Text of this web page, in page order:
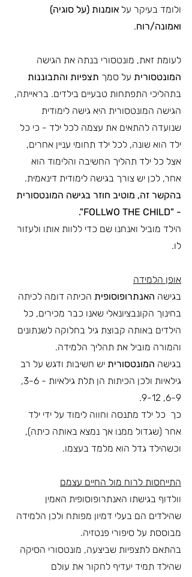
ולומד בעיקר על אומנות (על סוגיה)
ואמונה/רוח.
לעומת זאת, מונטסורי בנתה את הגישה
המונטסורית על סמך תצפיות והתבוננות
בתהליכי התפתחות טבעיים בילדים. בראייתה,
הגישה המונטסורית היא גישה לימודית
שנועדה להתאים את עצמה לכל ילד - כי כל
ילד הוא שונה, לכל ילד תחומי עניין אחרים,
אצל כל ילד תהליך החשיבה והלימוד הוא
אחר, לכן יש צורך בגישה לימודית דינאמית.
בהקשר זה, מוטיב חוזר בגישה המונטסורית
- "FOLLWO THE CHILD".
הילד מוביל ואנחנו שם כדי ללוות אותו ולעזור
לו.
אופן הלמידה
בגישה האנתרופוסופית הכיתה דומה לכיתה
בחינוך הקונבציונאלי שאנו כבר מכירים, כל
הילדים באותה קבוצת גיל בחלוקה לשנתונים
והמורה מוביל את תהליך הלמידה.
בגישה המונטסורית יש חשיבות ודגש על רב
גילאיות ולכן הכיתות הן תלת גילאיות - 3-6,
6-9, 9-12.
כך  כל ילד מתנסה וחווה לימוד על ידי ילד
אחר (שגדול ממנו אך נמצא באותה כיתה),
וכשהילד גדל הוא מלמד בעצמו.
התייחסות לרוח מול החיים עצמם
וולדוף בגישתו האנתרופוסופית האמין
שהילדים הם בעלי דמיון מפותח ולכן הלמידה
מבוססת על סיפורי פנטזיה.
בהתאם לתצפיות שביצעה, מונטסורי הסיקה
שהילד תמיד יעדיף לחקור את עולם